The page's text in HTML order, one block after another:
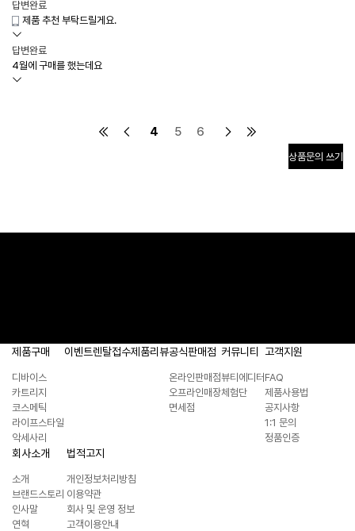
답변완료
제품 추천 부탁드릴게요.
답변완료
4월에 구매를 했는데요
4 5 6
상품문의 쓰기
제품구매
디바이스
카트리지
코스메틱
라이프스타일
악세사리
이벤트렌탈접수제품리뷰공식판매점
온라인판매점
오프라인매장
면세점
커뮤니티
뷰티에디터
체험단
고객지원
FAQ
제품사용법
공지사항
1:1 문의
정품인증
회사소개
소개
브랜드스토리
인사말
연혁
법적고지
개인정보처리방침
이용약관
회사 및 운영 정보
고객이용안내